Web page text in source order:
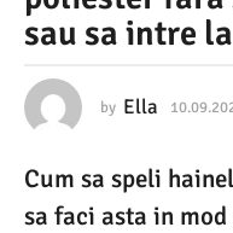
0
.
0
2
sau sa intre
by Ella
Cum sa speli
sa faci asta in